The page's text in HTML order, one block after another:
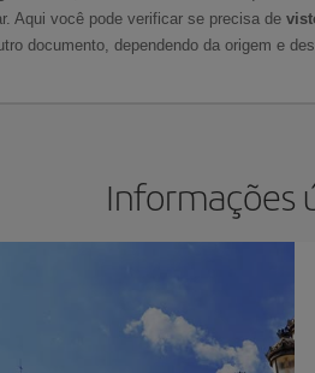
Aqui você pode verificar se precisa de
documento, dependendo da origem e
Informações